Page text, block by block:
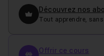
Découvrez nos
Tout apprendre,
Offrir ce cours